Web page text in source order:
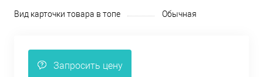
Вид карточки товара в топе Обычная
Запросить цену